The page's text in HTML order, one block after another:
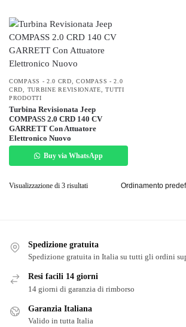
COMPASS - 2.0 CRD ,COMPASS - 2.0
CRD
TURBINE REVISIONATE ,TUTTI
PRODOTTI
Turbina Revisionata Jeep
COMPASS 2.0 CRD 140 CV
GARRETT Con Attuatore
Elettronico Nuovo
Buy via WhatsApp
Visualizzazione di 3 risultati
Spedizione gratuita
Spedizione gratuita in Italia su tutti gli ordini
Resi facili 14 giorni
14 giorni di garanzia di rimborso
Garanzia Italiana
Valido in tutta Italia